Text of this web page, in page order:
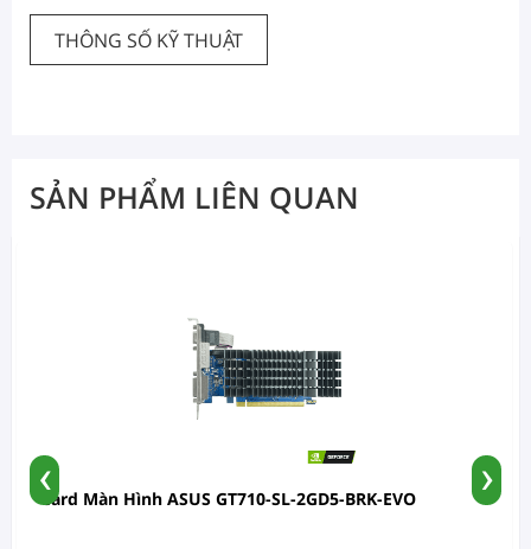
THÔNG SỐ KỸ THUẬT
SẢN PHẨM LIÊN QUAN
Card Màn Hình ASUS GT710-SL-2GD5-BRK-EVO
‹ ›